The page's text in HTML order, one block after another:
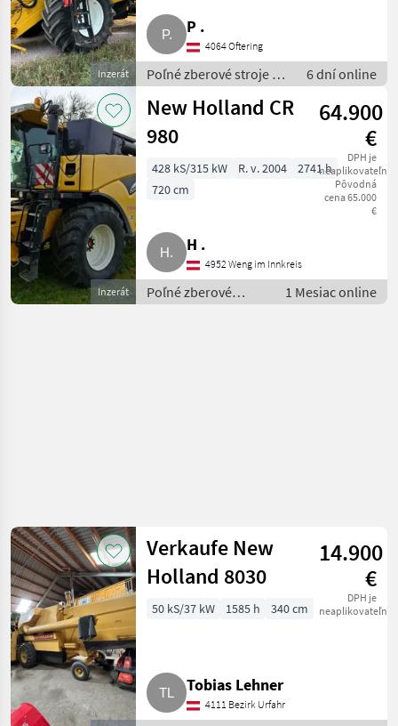
Inzerát
P .
4064 Oftering
Poľné zberové stroje /
Kombajny
6 dní online
Inzerát
New Holland CR
980
64.900
€
DPH je
neaplikovateľné
Pôvodná
cena 65.000
€
428 kS/315 kW R. v. 2004
2741 h
720 cm
H .
4952 Weng im Innkreis
Poľné zberové
stroje / Kombajny
1 Mesiac online
Verkaufe New
Holland 8030
14.900
€
DPH je
neaplikovateľné
50 kS/37 kW 1585 h 340 cm
Tobias Lehner
4111 Bezirk Urfahr